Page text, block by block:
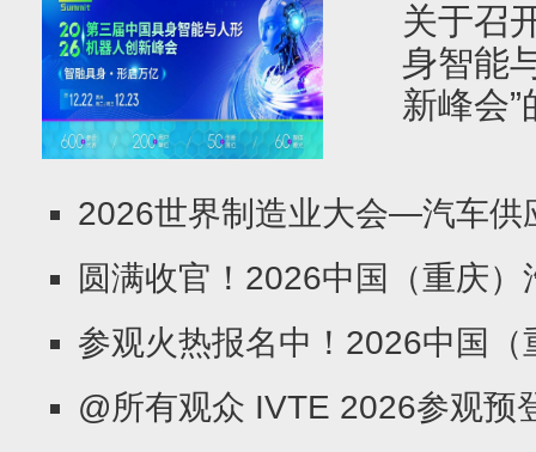
关于召
身智能
新峰会”
2026世界制造业大会—汽车供
圆满收官！2026中国（重庆
参观火热报名中！2026中国（
@所有观众 IVTE 2026参观预